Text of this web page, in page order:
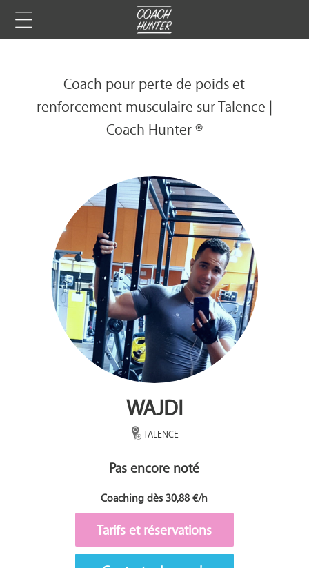
Coach pour perte de poids et
renforcement musculaire sur Talence |
Coach Hunter ®
WAJDI
TALENCE
Pas encore noté
Coaching dès 30,88 €/h
Tarifs et réservations